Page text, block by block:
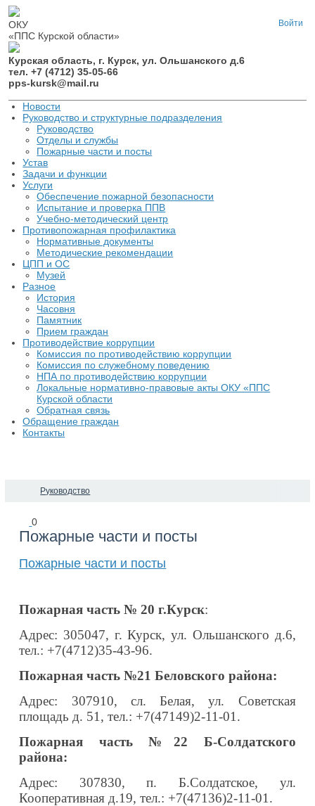
Войти
ОКУ
«ППС Курской области»
Курская область, г. Курск, ул. Ольшанского д.6
тел. +7 (4712) 35-05-66
pps-kursk@mail.ru
Новости
Руководство и структурные подразделения
Руководство
Отделы и службы
Пожарные части и посты
Устав
Задачи и функции
Услуги
Обеспечение пожарной безопасности
Испытание и проверка ППВ
Учебно-методический центр
Противопожарная профилактика
Нормативные документы
Методические рекомендации
ЦПП и ОС
Музей
Разное
История
Часовня
Памятник
Прием граждан
Противодействие коррупции
Комиссия по противодействию коррупции
Комиссия по служебному поведению
НПА по противодействию коррупции
Локальные нормативно-правовые акты ОКУ «ППС
Курской области
Обратная связь
Обращение граждан
Контакты
Руководство
0
Пожарные части и посты
Пожарные части и посты
Пожарная часть № 20 г.Курск:
Адрес: 305047, г. Курск, ул. Ольшанского д.6,
тел.: +7(4712)35-43-96.
Пожарная часть №21 Беловского района:
Адрес: 307910, сл. Белая, ул. Советская
площадь д. 51, тел.: +7(47149)2-11-01.
Пожарная часть №22 Б-Солдатского
района:
Адрес: 307830, п. Б.Солдатское, ул.
Кооперативная д.19, тел.: +7(47136)2-11-01.